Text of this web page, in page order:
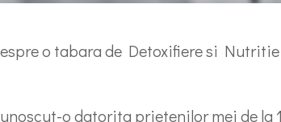
o tabara de Detoxifiere si
o datorita prietenilor mei de la